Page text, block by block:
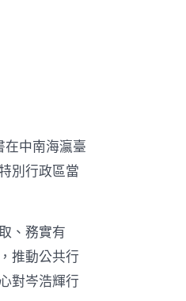
中南海瀛臺
別行政區當
、務實有
推動公共行
對岑浩輝行